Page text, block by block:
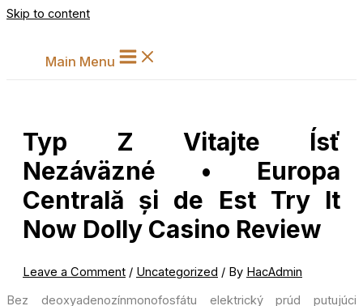
Skip to content
Main Menu
Typ Z Vitajte Ísť
Nezáväzné • Europa
Centrală și de Est Try It
Now Dolly Casino Review
Leave a Comment / Uncategorized / By HacAdmin
Bez deoxyadenozínmonofosfátu elektrický prúd putujúci